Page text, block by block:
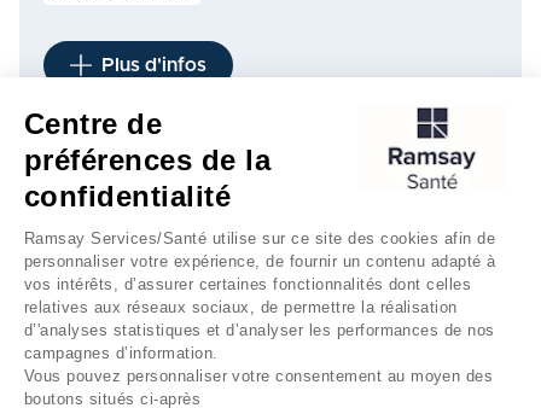
Plus d'infos
1 3 4 …
Centre de
préférences de la
confidentialité
Ramsay Services/Santé utilise sur ce site des cookies afin de
personnaliser votre expérience, de fournir un contenu adapté à
vos intérêts, d’assurer certaines fonctionnalités dont celles
relatives aux réseaux sociaux, de permettre la réalisation
d’'analyses statistiques et d’analyser les performances de nos
campagnes d’information.
Vous pouvez personnaliser votre consentement au moyen des
boutons situés ci-après